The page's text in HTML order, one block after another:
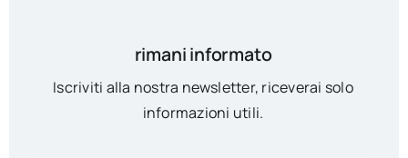
rimani informato
Iscriviti alla nostra newsletter, riceverai solo
informazioni utili.